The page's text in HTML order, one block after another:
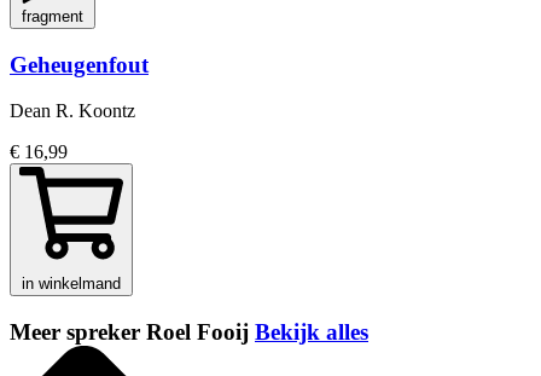
fragment
Geheugenfout
Dean R. Koontz
€ 16,99
in winkelmand
Meer spreker Roel Fooij Bekijk alles